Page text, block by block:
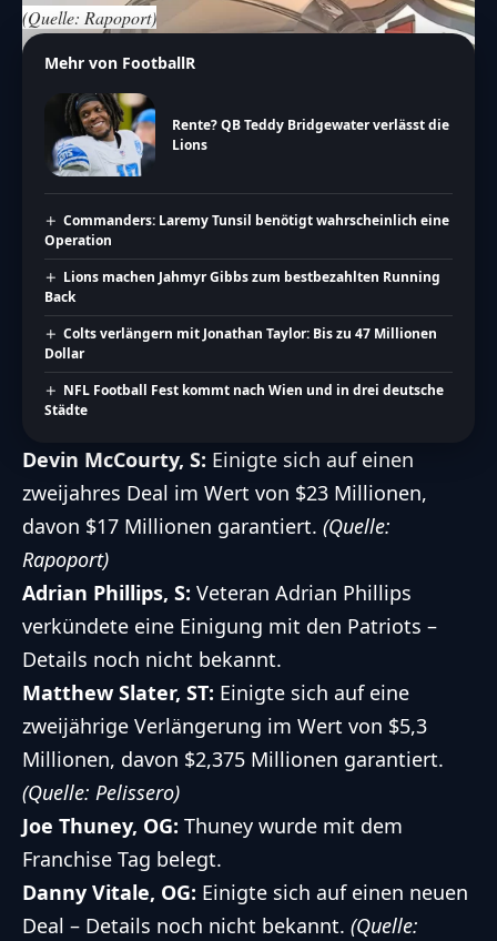
(Quelle: Rapoport)
Mehr von FootballR
Rente? QB Teddy Bridgewater verlässt die
Lions
Commanders: Laremy Tunsil benötigt wahrscheinlich eine
Operation
Lions machen Jahmyr Gibbs zum bestbezahlten Running
Back
Colts verlängern mit Jonathan Taylor: Bis zu 47 Millionen
Dollar
NFL Football Fest kommt nach Wien und in drei deutsche
Städte
Devin McCourty, S: Einigte sich auf einen
zweijahres Deal im Wert von $23 Millionen,
davon $17 Millionen garantiert. (Quelle:
Rapoport)
Adrian Phillips, S: Veteran Adrian Phillips
verkündete eine Einigung mit den Patriots –
Details noch nicht bekannt.
Matthew Slater, ST: Einigte sich auf eine
zweijährige Verlängerung im Wert von $5,3
Millionen, davon $2,375 Millionen garantiert.
(Quelle: Pelissero)
Joe Thuney, OG: Thuney wurde mit dem
Franchise Tag belegt.
Danny Vitale, OG: Einigte sich auf einen neuen
Deal – Details noch nicht bekannt. (Quelle: